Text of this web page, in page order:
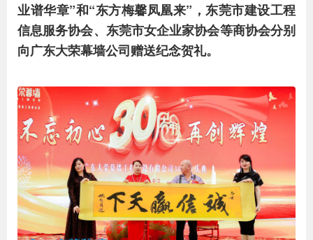
业谱华章”和“东方梅馨凤凰来”，东莞市建设工程
信息服务协会、东莞市女企业家协会等商协会分别
向广东大荣幕墙公司赠送纪念贺礼。